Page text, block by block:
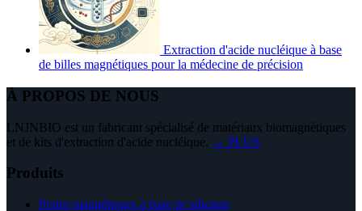
Extraction d'acide nucléique à base
de billes magnétiques pour la médecine de précision
À PROPOS DE NOUS
LNJNBIO est un fabricant spécialisé de matériaux biomagnétiques
et de kits d'extraction d'acide nucléique. → PLUS
Produits
Perles magnétiques à base de silicium